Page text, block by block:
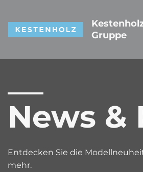
Gruppe
News &
Entdecken Sie die
mehr.